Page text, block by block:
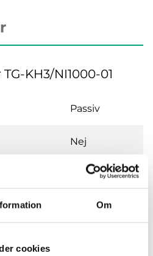
Om
cookies
KH3/NI1000-01
Passiv
Nej
-30…70 °C
60…200